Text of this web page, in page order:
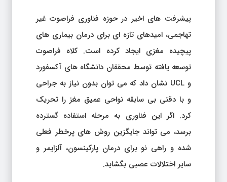
پیشرفت های اخیر در حوزه فناوری فراصوت غیر
تهاجمی، امیدهای تازه ای برای درمان بیماری های
پیچیده مغزی ایجاد کرده است. کلاه فراصوت
توسعه یافته توسط محققان دانشگاه های آکسفورد
و UCL نشان داد که می توان بدون نیاز به جراحی
و با دقتی بی سابقه نواحی عمیق مغز را تحریک
کرد. اگر این فناوری به مرحله استفاده گسترده
برسد، می تواند جایگزین روش های پرخطر فعلی
شده و راهی نو برای درمان پارکینسون، آلزایمر و
سایر اختلالات عصبی بگشاید.